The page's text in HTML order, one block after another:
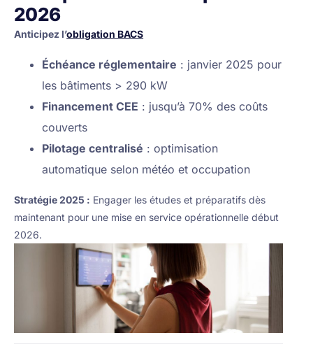
2026
Anticipez l’obligation BACS
Échéance réglementaire : janvier 2025 pour
les bâtiments > 290 kW
Financement CEE : jusqu’à 70% des coûts
couverts
Pilotage centralisé : optimisation
automatique selon météo et occupation
Stratégie 2025 : Engager les études et préparatifs dès
maintenant pour une mise en service opérationnelle début
2026.